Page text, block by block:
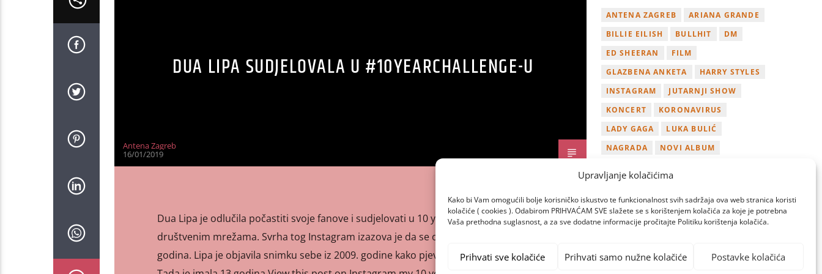
Upravljanje kolačićima
Kako bi Vam omogućili bolje korisničko iskustvo te funkcionalnost svih sadržaja ova web stranica koristi
kolačiće ( cookies ). Odabirom PRIHVAĆAM SVE slažete se s korištenjem kolačića za koje je potrebna
Vaša prethodna suglasnost, a za sve dodatne informacije pročitajte Politiku korištenja kolačića.
Prihvati sve kolačiće Prihvati samo nužne kolačiće Postavke kolačića
DUA LIPA SUDJELOVALA U #10YEARCHALLENGE-U
Antena Zagreb
16/01/2019
Dua Lipa je odlučila počastiti svoje fanove i sudjelovati u 10 year challenge na
društvenim mrežama. Svrha tog Instagram izazova je da se objave fotke od prije 10
godina. Lipa je objavila snimku sebe iz 2009. godine kako pjeva na školskoj priredbi.
ANTENA ZAGREB
ARIANA GRANDE
BILLIE EILISH
BULLHIT
DM
ED SHEERAN
FILM
GLAZBENA ANKETA
HARRY STYLES
INSTAGRAM
JUTARNJI SHOW
KONCERT
KORONAVIRUS
LADY GAGA
LUKA BULIĆ
NAGRADA
NOVI ALBUM
TWITTER
VIDEO
YOUTUBE
ZAGREB